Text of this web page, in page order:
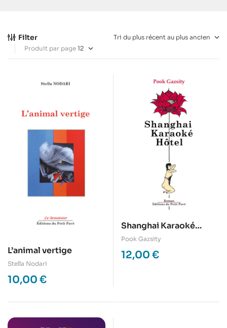
Filter
Produit par page
L’animal vertige
Stella Nodari
10,00 €
Shanghai Karaoké
Hôtel
Pook Gazsity
12,00 €